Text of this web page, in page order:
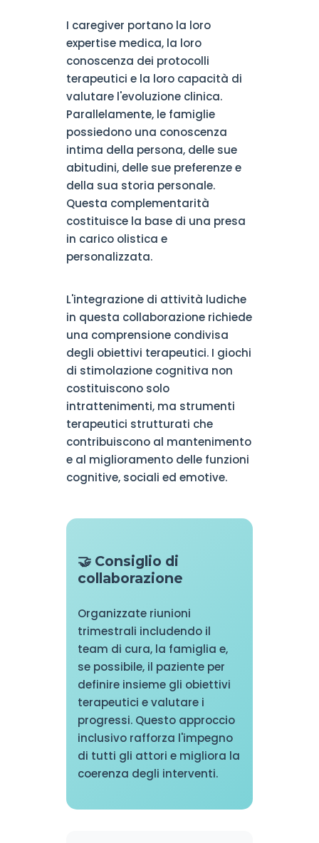
I caregiver portano la loro
expertise medica, la loro
conoscenza dei protocolli
terapeutici e la loro capacità di
valutare l'evoluzione clinica.
Parallelamente, le famiglie
possiedono una conoscenza
intima della persona, delle sue
abitudini, delle sue preferenze e
della sua storia personale.
Questa complementarità
costituisce la base di una presa
in carico olistica e
personalizzata.
L'integrazione di attività ludiche
in questa collaborazione richiede
una comprensione condivisa
degli obiettivi terapeutici. I giochi
di stimolazione cognitiva non
costituiscono solo
intrattenimenti, ma strumenti
terapeutici strutturati che
contribuiscono al mantenimento
e al miglioramento delle funzioni
cognitive, sociali ed emotive.
🤝 Consiglio di
collaborazione
Organizzate riunioni
trimestrali includendo il
team di cura, la famiglia e,
se possibile, il paziente per
definire insieme gli obiettivi
terapeutici e valutare i
progressi. Questo approccio
inclusivo rafforza l'impegno
di tutti gli attori e migliora la
coerenza degli interventi.